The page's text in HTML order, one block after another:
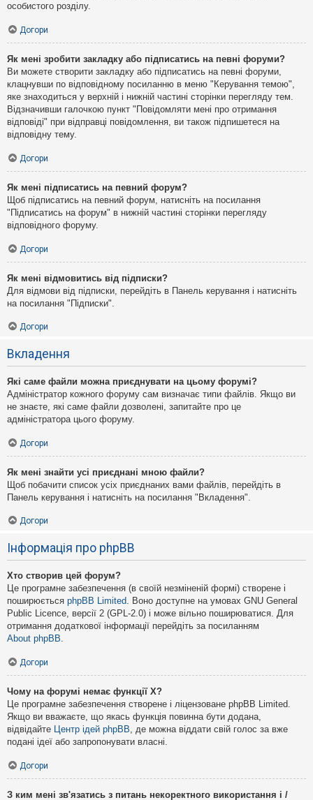
особистого розділу.
Догори
Як мені зробити закладку або підписатись на певні форуми?
Ви можете створити закладку або підписатись на певні форуми,
клацнувши по відповідному посиланню в меню "Керування темою",
яке знаходиться у верхній і нижній частині сторінки перегляду тем.
Відзначивши галочкою пункт "Повідомляти мені про отримання
відповіді" при відправці повідомлення, ви також підпишетеся на
відповідну тему.
Догори
Як мені підписатись на певний форум?
Щоб підписатись на певний форум, натисніть на посилання
"Підписатись на форум" в нижній частині сторінки перегляду
відповідного форуму.
Догори
Як мені відмовитись від підписки?
Для відмови від підписки, перейдіть в Панель керування і натисніть
на посилання "Підписки".
Догори
Вкладення
Які саме файли можна приєднувати на цьому форумі?
Адміністратор кожного форуму сам визначає типи файлів. Якщо ви
не знаєте, які саме файли дозволені, запитайте про це
адміністратора цього форуму.
Догори
Як мені знайти усі приєднані мною файли?
Щоб побачити список усіх приєднаних вами файлів, перейдіть в
Панель керування і натисніть на посилання "Вкладення".
Догори
Інформація про phpBB
Хто створив цей форум?
Це програмне забезпечення (в своїй незміненій формі) створене і
поширюється phpBB Limited. Воно доступне на умовах GNU General
Public Licence, версії 2 (GPL-2.0) і може вільно поширюватися. Для
отримання додаткової інформації перейдіть за посиланням
About phpBB.
Догори
Чому на форумі немає функції X?
Це програмне забезпечення створене і ліцензоване phpBB Limited.
Якщо ви вважаєте, що якась функція повинна бути додана,
відвідайте Центр ідей phpBB, де можна віддати свій голос за вже
подані ідеї або запропонувати власні.
Догори
З ким мені зв'язатись з питань некоректного використання і /